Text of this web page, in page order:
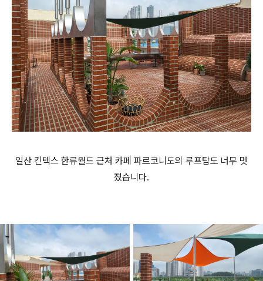
일산 킨텍스 한류월드 근처 카페 파르코니도의 루프탑도 너무 멋
졌습니다.